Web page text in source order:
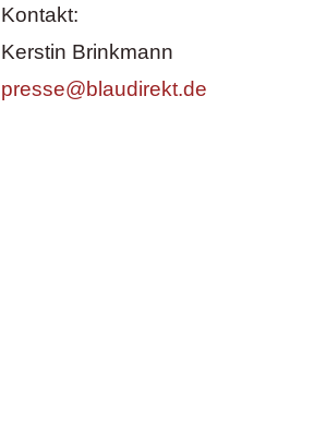
Kontakt:
Kerstin Brinkmann
presse@blaudirekt.de